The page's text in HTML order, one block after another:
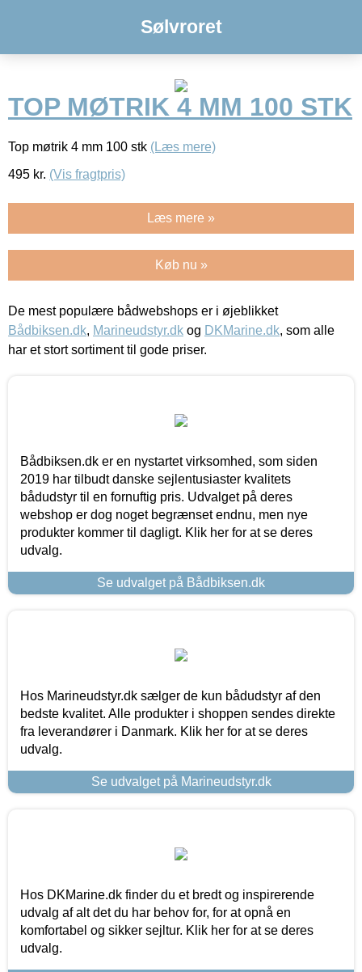
Sølvroret
TOP MØTRIK 4 MM 100 STK
Top møtrik 4 mm 100 stk (Læs mere)
495 kr. (Vis fragtpris)
Læs mere »
Køb nu »
De mest populære bådwebshops er i øjeblikket
Bådbiksen.dk, Marineudstyr.dk og DKMarine.dk, som alle
har et stort sortiment til gode priser.
Bådbiksen.dk er en nystartet virksomhed, som siden
2019 har tilbudt danske sejlentusiaster kvalitets
bådudstyr til en fornuftig pris. Udvalget på deres
webshop er dog noget begrænset endnu, men nye
produkter kommer til dagligt. Klik her for at se deres
udvalg.
Se udvalget på Bådbiksen.dk
Hos Marineudstyr.dk sælger de kun bådudstyr af den
bedste kvalitet. Alle produkter i shoppen sendes direkte
fra leverandører i Danmark. Klik her for at se deres
udvalg.
Se udvalget på Marineudstyr.dk
Hos DKMarine.dk finder du et bredt og inspirerende
udvalg af alt det du har behov for, for at opnå en
komfortabel og sikker sejltur. Klik her for at se deres
udvalg.